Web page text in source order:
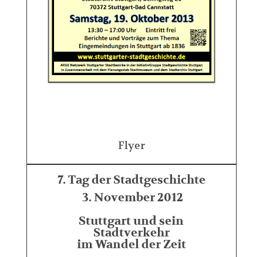
Flyer
7. Tag der Stadtgeschichte
3. November 2012
Stuttgart und sein
Stadtverkehr
im Wandel der Zeit